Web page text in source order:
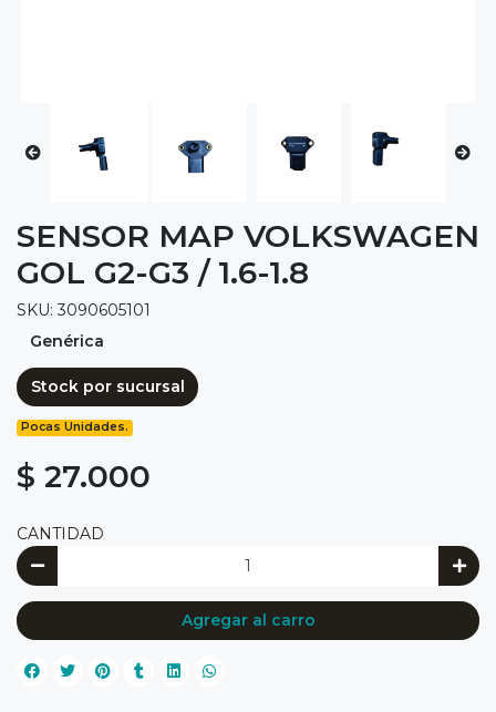
SENSOR MAP VOLKSWAGEN
GOL G2-G3 / 1.6-1.8
SKU: 3090605101
Genérica
Stock por sucursal
Pocas Unidades.
$ 27.000
CANTIDAD
Agregar al carro